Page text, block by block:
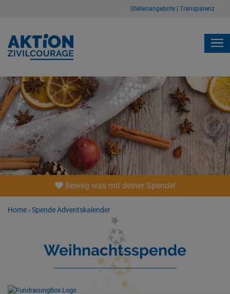
Stellenangebote Transparenz
Beweg was mit deiner Spende!
Home ›Spende Adventskalender
Weihnachtsspende